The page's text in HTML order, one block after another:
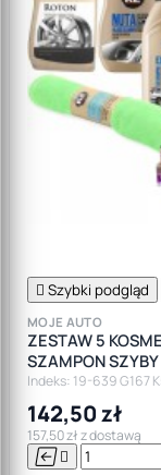
 Szybki podgląd
MOJE AUTO
ZESTAW 5
SZAMPON
Indeks: 19-639 G167
142,50 zł
157,50 zł z dostawą
 